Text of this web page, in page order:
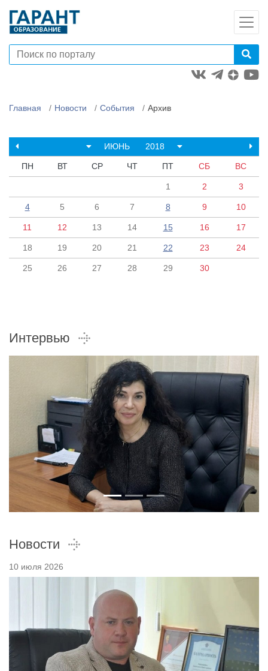
Главная Новости События Архив
ИЮНЬ 2018
ПН ВТ СР ЧТ ПТ СБ ВС
1 2 3
4 5 6 7 8 9 10
11 12 13 14 15 16 17
18 19 20 21 22 23 24
25 26 27 28 29 30
Интервью
Новости
10 июля 2026